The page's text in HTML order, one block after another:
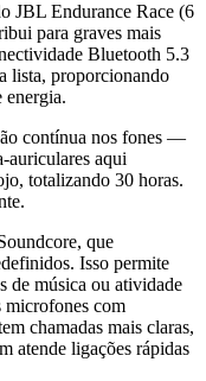
JBL Endurance Race (6
para graves mais
Bluetooth 5.3
lista, proporcionando
energia.
contínua nos fones —
auriculares aqui
totalizando 30 horas.
que
Isso permite
de música ou atividade
microfones com
chamadas mais claras,
atende ligações rápidas